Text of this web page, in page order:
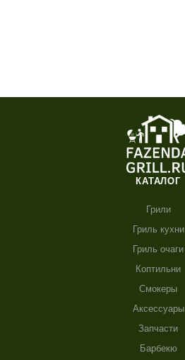
КАТАЛОГ
Грили
Гриль кухни
Гриль очаги
Коптильни
Смокеры
Аксессуары
Запчасти
Барбекю